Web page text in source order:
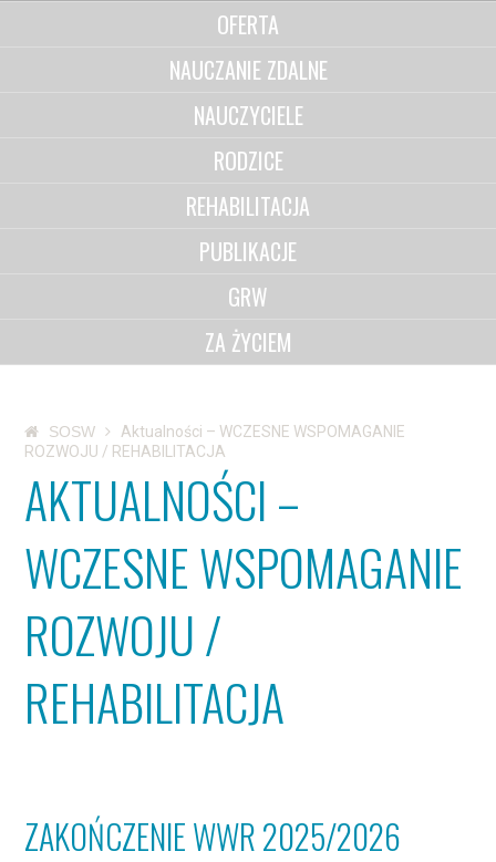
OFERTA
NAUCZANIE ZDALNE
NAUCZYCIELE
RODZICE
REHABILITACJA
PUBLIKACJE
GRW
ZA ŻYCIEM
SOSW
Aktualności – WCZESNE WSPOMAGANIE
ROZWOJU / REHABILITACJA
AKTUALNOŚCI –
WCZESNE WSPOMAGANIE
ROZWOJU /
REHABILITACJA
ZAKOŃCZENIE WWR 2025/2026